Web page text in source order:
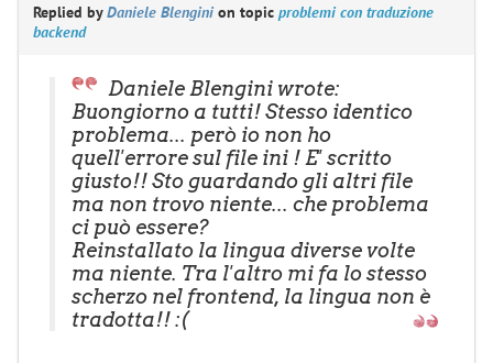
Replied byDaniele Blengini on topic problemi con traduzione
backend
Daniele Blengini wrote:
Buongiorno a tutti! Stesso identico
problema... però io non ho
quell'errore sul file ini ! E' scritto
giusto!! Sto guardando gli altri file
ma non trovo niente... che problema
ci può essere?
Reinstallato la lingua diverse volte
ma niente. Tra l'altro mi fa lo stesso
scherzo nel frontend, la lingua non è
tradotta!! :(